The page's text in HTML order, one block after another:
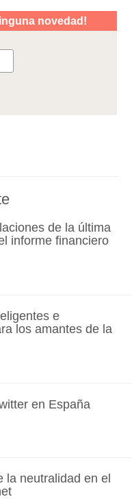
de la última
informe financiero
e
los amantes de la
en España
la neutralidad en el